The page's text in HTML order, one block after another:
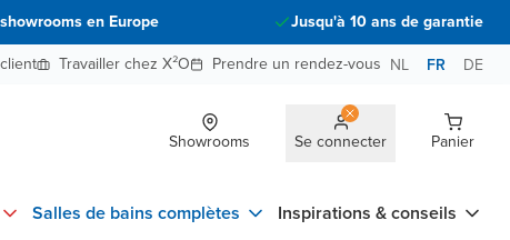
en Europe
Jusqu'à 10 ans de garantie
Travailler chez X²O Prendre un rendez-vous NL FR DE
Showrooms Se connecter Panier
Salles de bains complètes Inspirations & conseils